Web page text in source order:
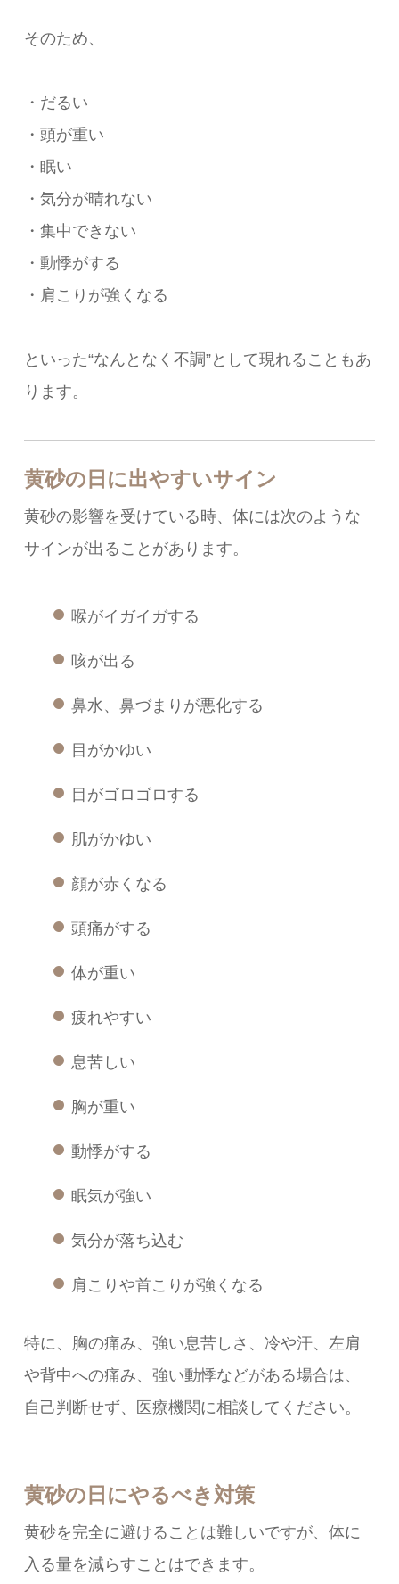
そのため、
・だるい
・頭が重い
・眠い
・気分が晴れない
・集中できない
・動悸がする
・肩こりが強くなる
といった“なんとなく不調”として現れることもあ
ります。
黄砂の日に出やすいサイン
黄砂の影響を受けている時、体には次のような
サインが出ることがあります。
喉がイガイガする
咳が出る
鼻水、鼻づまりが悪化する
目がかゆい
目がゴロゴロする
肌がかゆい
顔が赤くなる
頭痛がする
体が重い
疲れやすい
息苦しい
胸が重い
動悸がする
眠気が強い
気分が落ち込む
肩こりや首こりが強くなる
特に、胸の痛み、強い息苦しさ、冷や汗、左肩
や背中への痛み、強い動悸などがある場合は、
自己判断せず、医療機関に相談してください。
黄砂の日にやるべき対策
黄砂を完全に避けることは難しいですが、体に
入る量を減らすことはできます。